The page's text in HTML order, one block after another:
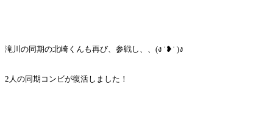
滝川の同期の北崎くんも再び、参戦し、、(ง ˙❥˙ )ง
2人の同期コンビが復活しました！